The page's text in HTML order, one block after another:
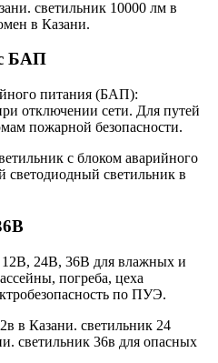
светильник 10000 лм в
в Казани.
БАП
питания (БАП):
отключении сети. Для путей
пожарной безопасности.
с блоком аварийного
светодиодный светильник в
12В, 24В, 36В для влажных и
погреба, цеха
по ПУЭ.
в Казани. светильник 24
светильник 36в для опасных